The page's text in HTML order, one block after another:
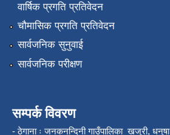
वार्षिक प्रगति प्रतिवेदन
चौमासिक प्रगति प्रतिवेदन
सार्वजनिक सुनुवाई
सार्वजनिक परीक्षण
सम्पर्क विवरण
- ठेगाना ः जनकनन्दिनी गाउँपालिका खजुरी, धनुषा